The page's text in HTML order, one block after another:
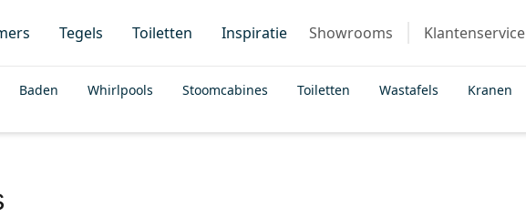
Tegels Toiletten Inspiratie Showrooms Klantenservice
Baden Whirlpools Stoomcabines Toiletten Wastafels Kranen